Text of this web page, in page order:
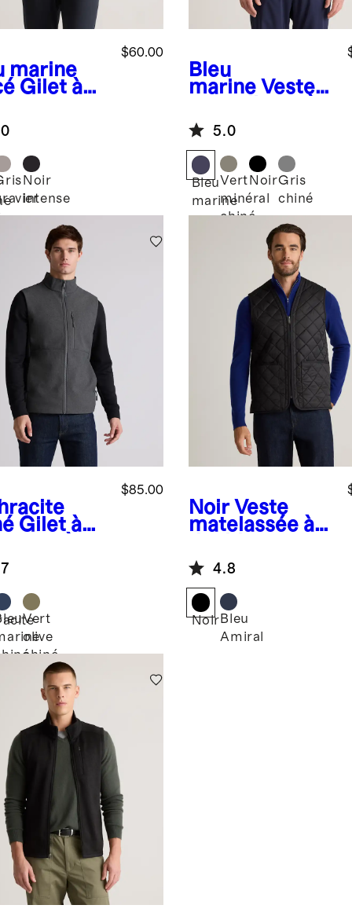
marine
Gilet à
en
$60.00
Noir
intense
Bleu
marine Veste
fermeture à
glissière
5.0
Bleu
marine
Vert
minéral
chiné
NoirGris
chiné
Gilet à
en
$85.00
Vert
olive
chiné
Noir Veste
matelassée à
molleton sans
plumes
4.8
Noir Bleu
Amiral